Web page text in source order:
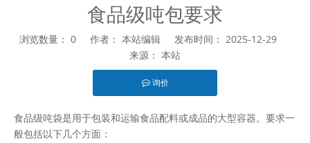
食品级吨包要求
浏览数量： 0 作者： 本站编辑 发布时间： 2025-12-29
来源： 本站
询价
食品级吨袋是用于包装和运输食品配料或成品的大型容器。要求一
般包括以下几个方面：